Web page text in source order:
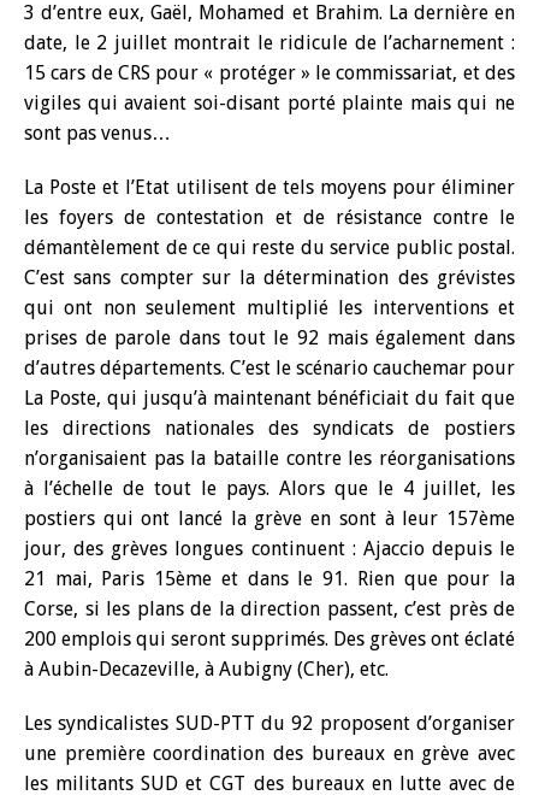
3 d’entre eux, Gaël, Mohamed et Brahim. La dernière en
date, le 2 juillet montrait le ridicule de l’acharnement :
15 cars de CRS pour « protéger » le commissariat, et des
vigiles qui avaient soi-disant porté plainte mais qui ne
sont pas venus…
La Poste et l’Etat utilisent de tels moyens pour éliminer
les foyers de contestation et de résistance contre le
démantèlement de ce qui reste du service public postal.
C’est sans compter sur la détermination des grévistes
qui ont non seulement multiplié les interventions et
prises de parole dans tout le 92 mais également dans
d’autres départements. C’est le scénario cauchemar pour
La Poste, qui jusqu’à maintenant bénéficiait du fait que
les directions nationales des syndicats de postiers
n’organisaient pas la bataille contre les réorganisations
à l’échelle de tout le pays. Alors que le 4 juillet, les
postiers qui ont lancé la grève en sont à leur 157ème
jour, des grèves longues continuent : Ajaccio depuis le
21 mai, Paris 15ème et dans le 91. Rien que pour la
Corse, si les plans de la direction passent, c’est près de
200 emplois qui seront supprimés. Des grèves ont éclaté
à Aubin-Decazeville, à Aubigny (Cher), etc.
Les syndicalistes SUD-PTT du 92 proposent d’organiser
une première coordination des bureaux en grève avec
les militants SUD et CGT des bureaux en lutte avec de